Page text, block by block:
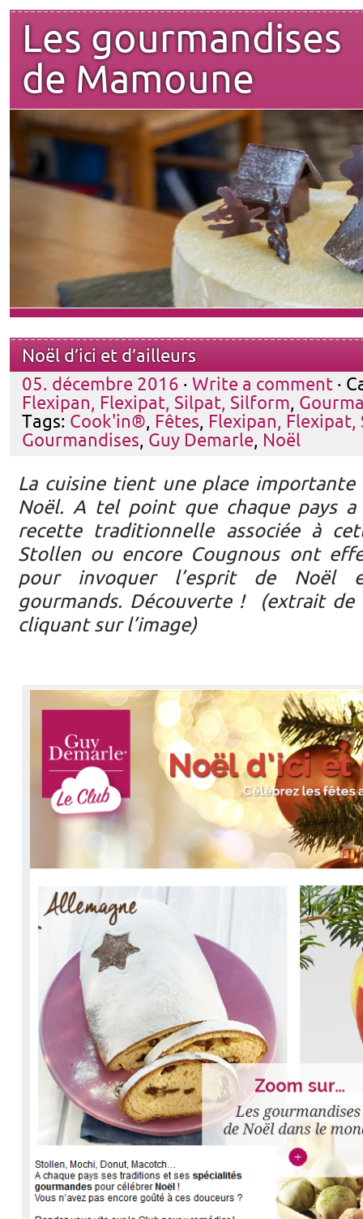
Les gourmandises
de Mamoune
Noël d’ici et d’ailleurs
05. décembre 2016 · Write a comment ·
Flexipan, Flexipat, Silpat, Silform,
Tags: Cook'in®, Fêtes, Flexipan,
Gourmandises, Guy Demarle, Noël
La cuisine tient une place
Noël. A tel point que chaque pays a
recette traditionnelle associée à
Stollen ou encore Cougnous ont
pour invoquer l’esprit de Noël
gourmands. Découverte ! (extrait de
cliquant sur l’image)